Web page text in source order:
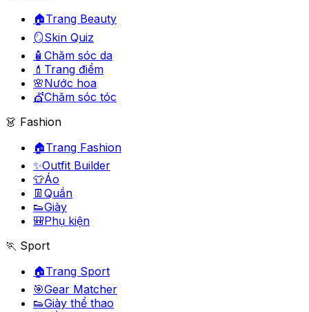
🏠Trang Beauty
🪞Skin Quiz
🧴 Chăm sóc da
💄 Trang điểm
🌸Nước hoa
💇Chăm sóc tóc
👗 Fashion
🏠Trang Fashion
✨Outfit Builder
👕Áo
👖 Quần
👟Giày
🎒Phụ kiện
🏃 Sport
🏠Trang Sport
🎯Gear Matcher
👟Giày thể thao